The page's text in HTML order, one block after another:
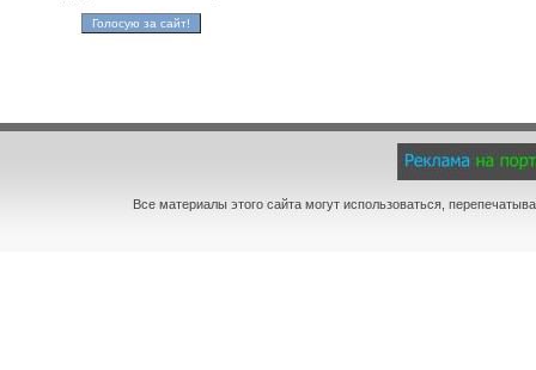
Все материалы этого сайта могут использоваться,